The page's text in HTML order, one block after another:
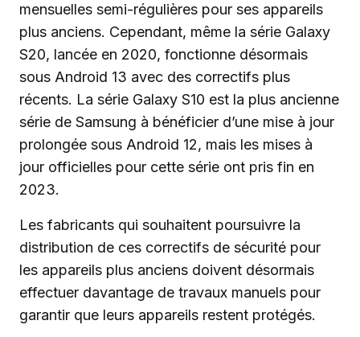
mensuelles semi-régulières pour ses appareils
plus anciens. Cependant, même la série Galaxy
S20, lancée en 2020, fonctionne désormais
sous Android 13 avec des correctifs plus
récents. La série Galaxy S10 est la plus ancienne
série de Samsung à bénéficier d’une mise à jour
prolongée sous Android 12, mais les mises à
jour officielles pour cette série ont pris fin en
2023.
Les fabricants qui souhaitent poursuivre la
distribution de ces correctifs de sécurité pour
les appareils plus anciens doivent désormais
effectuer davantage de travaux manuels pour
garantir que leurs appareils restent protégés.